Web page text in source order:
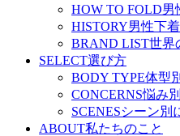
HOW TO FOLD男
HISTORY男性下
BRAND LIST世界
SELECT選び方
BODY TYPE体型
CONCERNS悩み
SCENESシーン別
ABOUT私たちのこと